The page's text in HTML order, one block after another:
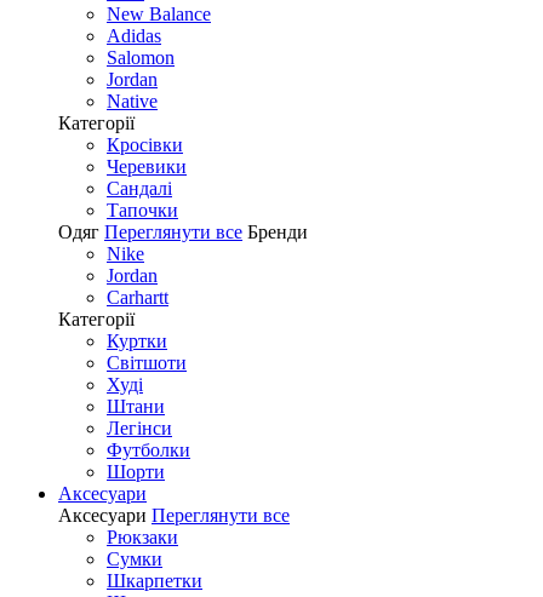
New Balance
Adidas
Salomon
Jordan
Native
Категорії
Кросівки
Черевики
Сандалі
Tапочки
Одяг Переглянути все Бренди
Nike
Jordan
Carhartt
Категорії
Куртки
Світшоти
Худі
Штани
Легінси
Футболки
Шорти
Аксесуари
Аксесуари Переглянути все
Рюкзаки
Сумки
Шкарпетки